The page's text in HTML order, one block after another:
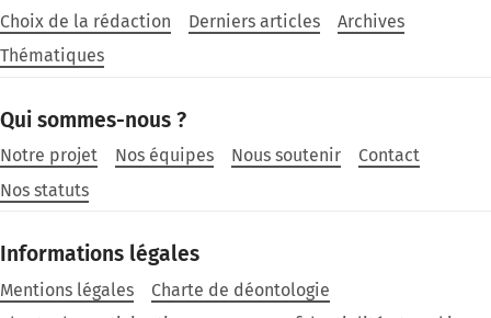
Choix de la rédaction Derniers articles
Archives
Thématiques
Qui sommes-nous ?
Notre projet Nos équipes Nous soutenir
Contact
Nos statuts
Informations légales
Mentions légales
Charte de déontologie